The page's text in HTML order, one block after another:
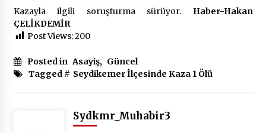
“Hiç Kimse Kaçak Yapım Legalleşecek Ümidinde
2 yıl ago
Kazayla ilgili soruşturma sürüyor. Haber-Hakan
ÇELİKDEMİR
Post Views:200
Posted in Asayiş, Güncel
Tagged # Seydikemer İlçesinde Kaza 1 Ölü
Sydkmr_Muhabir3